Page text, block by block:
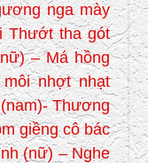
nga mày
Thướt tha gót
– Má hồng
nhợt nhạt
Thương
giềng cô bác
(nữ) – Nghe